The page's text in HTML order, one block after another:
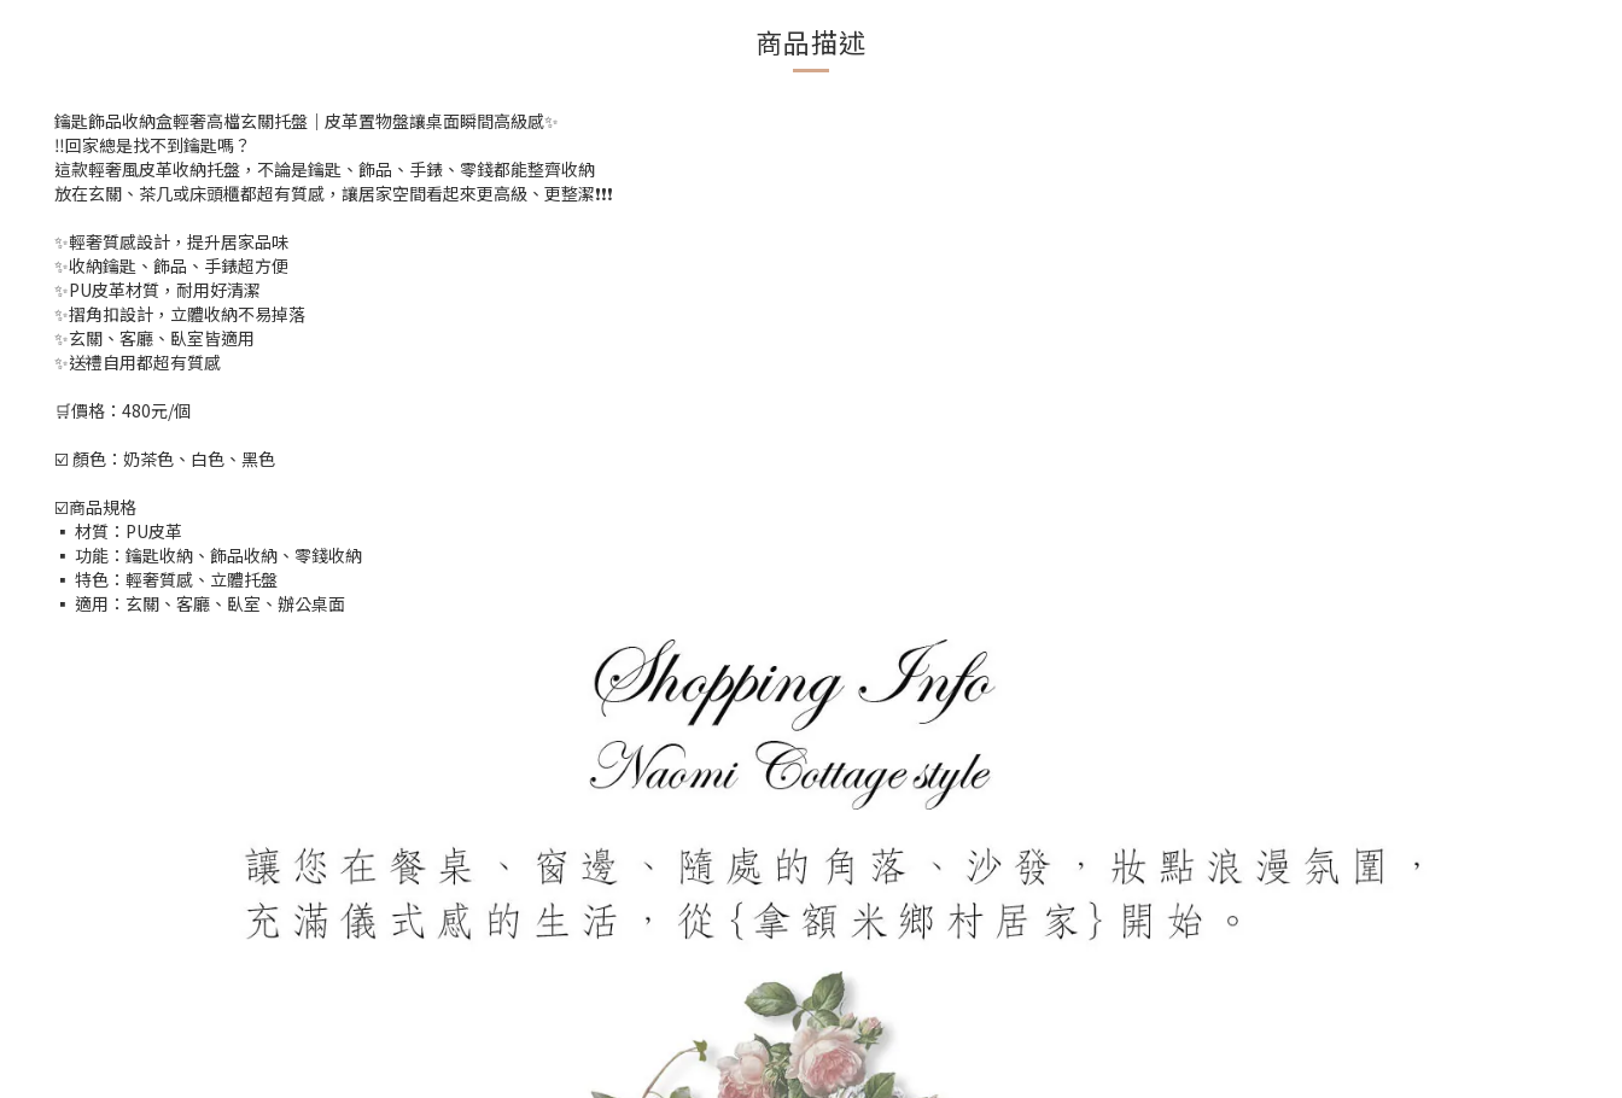
商品描述
鑰匙飾品收納盒輕奢高檔玄關托盤｜皮革置物盤讓桌面瞬間高級感✨
‼️回家總是找不到鑰匙嗎？
這款輕奢風皮革收納托盤，不論是鑰匙、飾品、手錶、零錢都能整齊收納
放在玄關、茶几或床頭櫃都超有質感，讓居家空間看起來更高級、更整潔❗️❗️❗️
✨輕奢質感設計，提升居家品味
✨收納鑰匙、飾品、手錶超方便
✨PU皮革材質，耐用好清潔
✨摺角扣設計，立體收納不易掉落
✨玄關、客廳、臥室皆適用
✨送禮自用都超有質感
🛒價格：480元/個
☑️ 顏色：奶茶色、白色、黑色
☑️商品規格
▪ 材質：PU皮革
▪ 功能：鑰匙收納、飾品收納、零錢收納
▪ 特色：輕奢質感、立體托盤
▪ 適用：玄關、客廳、臥室、辦公桌面